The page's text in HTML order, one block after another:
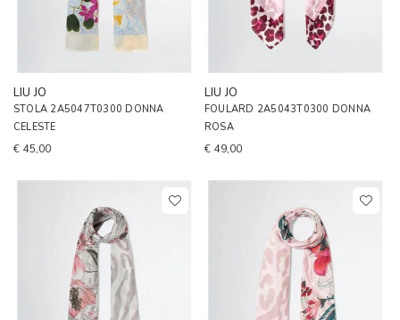
LIU JO
STOLA 2A5047T0300 DONNA
CELESTE
€ 45,00
LIU JO
FOULARD 2A5043T0300 DONNA
ROSA
€ 49,00